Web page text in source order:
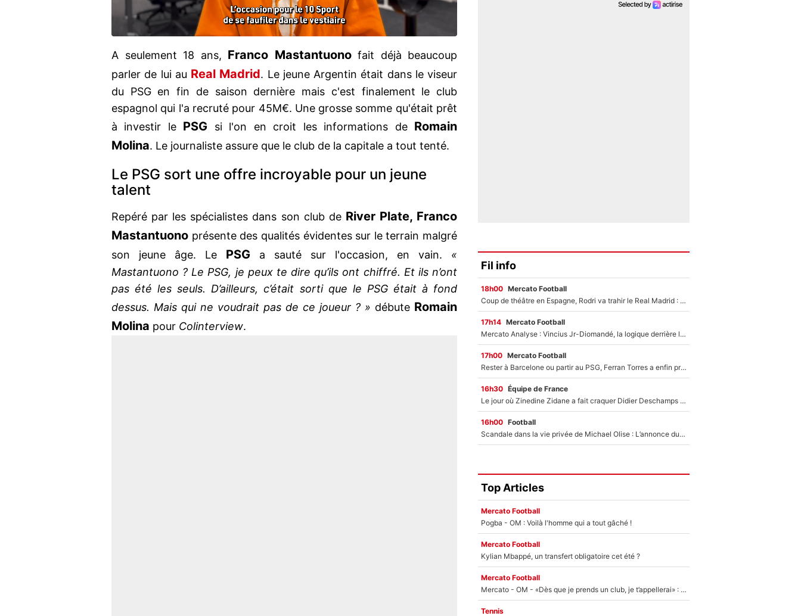
A seulement 18 ans, Franco Mastantuonofait déjà beaucoup
parler de lui au Real Madrid. Le jeune Argentin était dans le viseur
du PSG en fin de saison dernière mais c'est finalement le club
espagnol qui l'a recruté pour 45M€. Une grosse somme qu'était prêt
à investir le PSG si l'on en croit les informations de Romain
Molina. Le journaliste assure que le club de la capitale a tout tenté.
Le PSG sort une offre incroyable pour un jeune
talent
Repéré par les spécialistes dans son club de River Plate, Franco
Mastantuono présente des qualités évidentes sur le terrain malgré
son jeune âge. Le PSG a sauté sur l'occasion, en vain. «
Mastantuono ? Le PSG, je peux te dire qu’ils ont chiffré. Et ils n’ont
pas été les seuls. D’ailleurs, c’était sorti que le PSG était à fond
dessus. Mais qui ne voudrait pas de ce joueur ? » débute Romain
Molina pour Colinterview.
Fil info
18h00 Mercato Football
Coup de théâtre en Espagne, Rodri va trahir le Real Madrid : Le Ballon d'Or a choisi de signer au FC Barcelone !
17h14 Mercato Football
Mercato Analyse : Vincius Jr-Diomandé, la logique derrière la concordance des temps
17h00 Mercato Football
Rester à Barcelone ou partir au PSG, Ferran Torres a enfin pris sa décision : La course contre la montre est lancée !
16h30 Équipe de France
Le jour où Zinedine Zidane a fait craquer Didier Deschamps en équipe de France : «Je m’en suis voulu», l’ancien sélectionneur a regretté son geste !
16h00 Football
Scandale dans la vie privée de Michael Olise : L’annonce du Bayern Munich sur son enfant caché
Top Articles
Mercato Football
Pogba - OM : Voilà l'homme qui a tout gâché !
Mercato Football
Kylian Mbappé, un transfert obligatoire cet été ?
Mercato Football
Mercato - OM - «Dès que je prends un club, je t’appellerai» : La promesse de Marcelino au moment de claquer la porte
Tennis